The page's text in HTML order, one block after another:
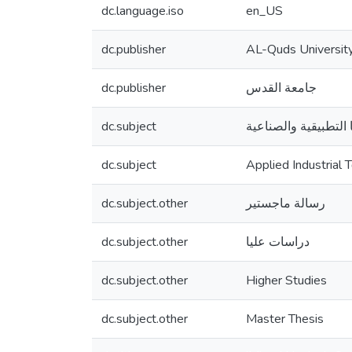
dc.language.iso en_US
dc.publisher AL-Quds
dc.publisher جامعة القدس
dc.subject التطبيقية والصناعية
dc.subject Applied Industrial
dc.subject.other رسالة ماجستير
dc.subject.other دراسات عليا
dc.subject.other Higher Studies
dc.subject.other Master Thesis